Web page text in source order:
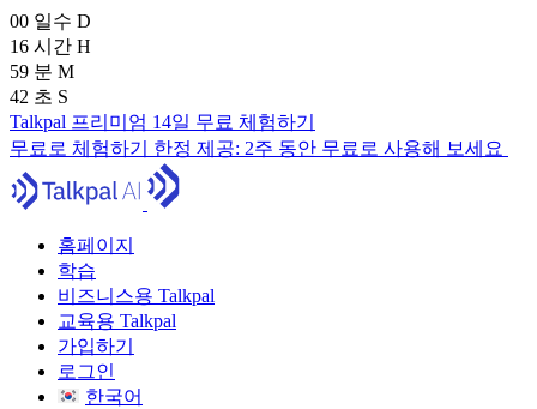
00 일수 D
16 시간 H
59 분 M
41 초 S
Talkpal 프리미엄 14일 무료 체험하기
무료로 체험하기 한정 제공: 2주 동안 무료로 사용해 보세요
홈페이지
학습
비즈니스용 Talkpal
교육용 Talkpal
가입하기
로그인
한국어